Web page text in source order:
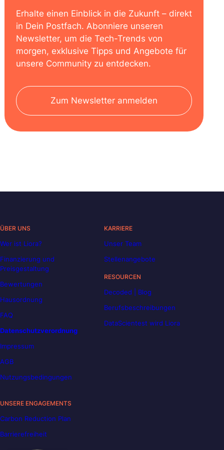
Erhalte einen Einblick in die Zukunft – direkt
in Dein Postfach. Abonniere unseren
Newsletter, um die Tech-Trends von
morgen, exklusive Tipps und Angebote für
unsere Community zu entdecken.
Zum Newsletter anmelden
ÜBER UNS
Wer ist Liora?
Finanzierung und
Preisgestaltung
Bewertungen
Hausordnung
FAQ
Datenschutzverordnung
Impressum
AGB
Nutzungsbedingungen
KARRIERE
Unser Team
Stellenangebote
RESOURCEN
Decoded | Blog
Berufsbeschreibungen
DataScientest wird Liora
UNSERE ENGAGEMENTS
Carbon Reduction Plan
Barrierefreiheit